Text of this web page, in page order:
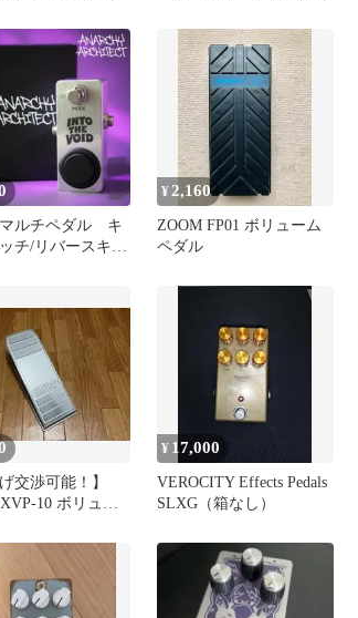
ルチペダル キ
チ/リバースキ
¥2,160
ZOOM FP01 ボリューム
ペダル
交渉可能！】
10 ボリュー
¥ 17,000
VEROCITY Effects Pedals
SLXG（箱なし）